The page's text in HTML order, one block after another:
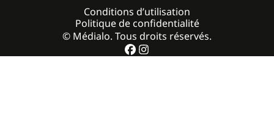
© Médialo. Tous droits réservés.
Conditions d’utilisation
Politique de confidentialité